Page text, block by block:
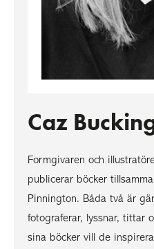
Caz
Formgivaren och
publicerar böcker
Pinnington. Båda två är
fotograferar, lyssnar, tittar
sina böcker vill de